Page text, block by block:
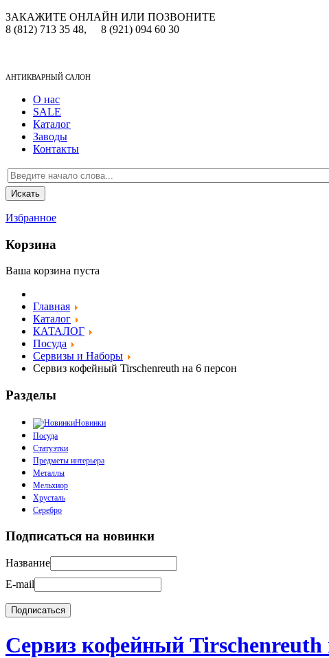
ЗАКАЖИТЕ ОНЛАЙН ИЛИ ПОЗВОНИТЕ
8 (812) 713 35 48,
8 (921) 094 60 30
АНТИКВАРНЫЙ САЛОН
О нас
SALE
Каталог
Заводы
Контакты
Избранное
Корзина
Ваша корзина пуста
Главная
Каталог
КАТАЛОГ
Посуда
Сервизы и Наборы
Сервиз кофейный Tirschenreuth на 6 персон
Разделы
Новинки
Посуда
Статуэтки
Предметы интерьера
Металлы
Мельхиор
Хрусталь
Серебро
Подписаться на новинки
Название
E-mail
Сервиз кофейный Tirschenreuth